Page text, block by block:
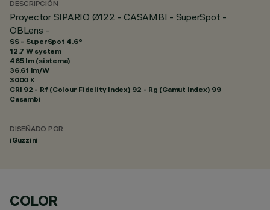
DESCRIPCIÓN
Proyector SIPARIO Ø122 - CASAMBI - SuperSpot -
OBLens -
SS - SuperSpot 4.6°
12.7 W system
465 lm (sistema)
36.61 lm/W
3000 K
CRI 92 - Rf (Colour Fidelity Index) 92 - Rg (Gamut Index) 99
Casambi
DISEÑADO POR
iGuzzini
COLOR